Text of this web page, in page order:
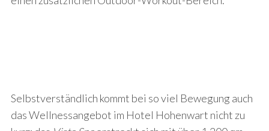
Selbstverständlich kommt bei so viel Bewegung auch
das Wellnessangebot im Hotel Hohenwart nicht zu